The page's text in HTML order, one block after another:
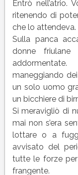
Entrò nell’atrio.
ritenendo di
che lo attendeva.
Sulla panca
donne
maneggiando
un solo uomo
un bicchiere di
Si meravigliò di
mai non s’era
lottare o a
avvisato del
tutte le forze
frangente.